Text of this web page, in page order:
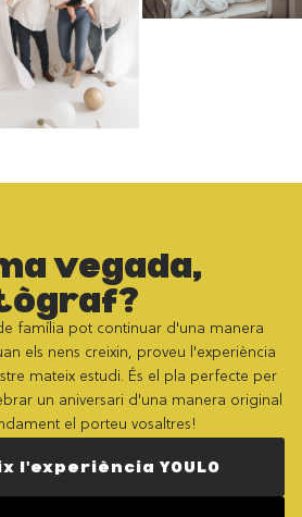
vegada,
família pot continuar d'una manera
els nens creixin, proveu l'experiència
mateix estudi. És el pla perfecte per
un aniversari d'una manera original
el porteu vosaltres!
l'experiència YOULO